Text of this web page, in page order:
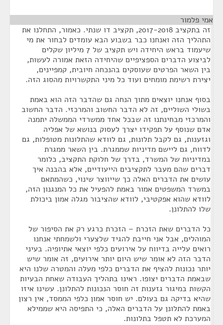
אמי פלמור
זה בתקציב 2017-2018, תקציב דו שנתי. כאמור, התחלנו את
התהליך הזה ואנחנו כבר בשבוע הבא עומדים לבחור את מי
שיעמוד בראש היחידה ויש תקציב של 7 מיליון שקלים
לביצוע הדברים הספציפיים שהיחידה הזאת אמורה לעשות,
בין השאר הפרטים שעוסקים בהנכחה חיובית, קמפיינים,
יצירת רשימת מומחים ועוד כל מיני התקשרויות מהסוג הזה.
בסוף אנחנו יוצאים מתוך הנחה גם שהדבר הזה הוא באמת
בשולי השוליים, זה לא הדבר החשוב והמרכזי. הדבר החשוב
והמרכזי מבחינתנו זה שבכל אחד ממשרדי הממשלה יתמנה
אדם שנוסף על תפקידו יצרך לעסוק בנושא של אפליה
וגזענות, גם לקבל תלונות, גם לוודא שהתלונות מטופלות, גם
לדווח, גם ליישם מדיניות שממגרת. בין השאר ממגרת
במדיניות של המשרד, בדרך של חלוקת התקציב, כלומר
דברים שהם מעבר לתקציבים הייעודיים, אלא בהבנה איך
עושים את הדברים האלה כך שייווצר שינוי, כשהמתאם
במשרד המשפטים אמור באמת להפעיל את כל המנגנון הזה,
לוודא שהוא אפקטיבי, לוודא שהציבור מגלה אמון ביכולת
שלו להתלונן.
כל הדברים שאת הזכרת – הזכרת כרגע רק את הסיפור של
המוהלים, אבל אני חייבת להגיד שלצערי ולשמחתי אנחנו
רואים עלייה בדיווח על אירועים כלפי יוצאי אתיופיה. בעיני
הדבר הזה לא אומר שיש היום יותר אירועים, זה אומר שיש
יותר נכונות להציף את הדברים כלפי מעלה והמטרה שלנו היא
שבאמת הדברים יצופו. ראינו בתהליך העבודה שאחת הבעיות
הקשות במיגור גזענות זה חוסר הנכונות להתלונן. עשינו איזו
שהיא בדיקה גם בעולם. יש חוסר אמון כלפי הממסד, אין רצון
באמת להתלונן על הדברים האלה, כי התפיסה היא שממילא
המערכת לא תטפל בתלונות.